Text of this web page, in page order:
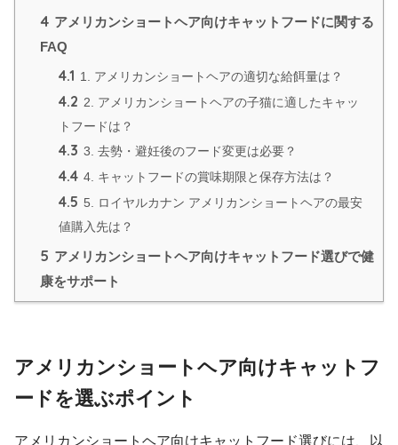
4 アメリカンショートヘア向けキャットフードに関する
FAQ
4.1 1. アメリカンショートヘアの適切な給餌量は？
4.2 2. アメリカンショートヘアの子猫に適したキャッ
トフードは？
4.3 3. 去勢・避妊後のフード変更は必要？
4.4 4. キャットフードの賞味期限と保存方法は？
4.5 5. ロイヤルカナン アメリカンショートヘアの最安
値購入先は？
5 アメリカンショートヘア向けキャットフード選びで健
康をサポート
アメリカンショートヘア向けキャットフ
ードを選ぶポイント
アメリカンショートヘア向けキャットフード選びには、以